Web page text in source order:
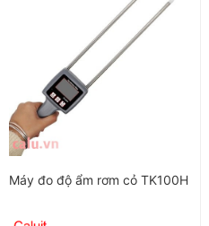
Máy đo độ ẩm rơm cỏ TK100H